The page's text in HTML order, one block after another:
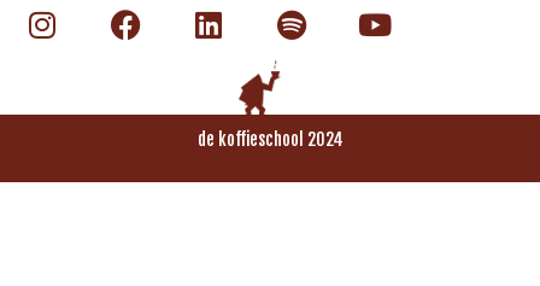
de koffieschool 2024